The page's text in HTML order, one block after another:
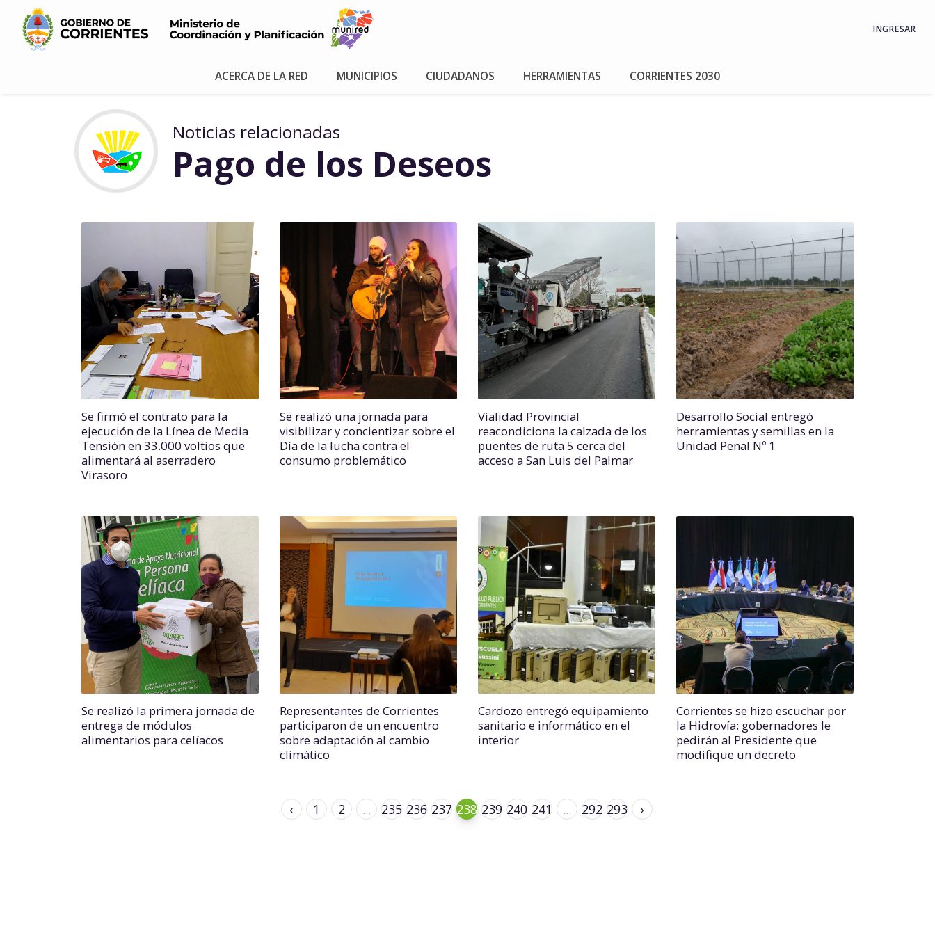
INGRESAR
ACERCA DE LA RED MUNICIPIOS CIUDADANOS HERRAMIENTAS CORRIENTES 2030
Noticias relacionadas
Pago de los Deseos
Se firmó el contrato para la
ejecución de la Línea de Media
Tensión en 33.000 voltios que
alimentará al aserradero
Virasoro
Se realizó una jornada para
visibilizar y concientizar sobre el
Día de la lucha contra el
consumo problemático
Vialidad Provincial
reacondiciona la calzada de los
puentes de ruta 5 cerca del
acceso a San Luis del Palmar
Desarrollo Social entregó
herramientas y semillas en la
Unidad Penal Nº 1
Se realizó la primera jornada de
entrega de módulos
alimentarios para celíacos
Representantes de Corrientes
participaron de un encuentro
sobre adaptación al cambio
climático
Cardozo entregó equipamiento
sanitario e informático en el
interior
Corrientes se hizo escuchar por
la Hidrovía: gobernadores le
pedirán al Presidente que
modifique un decreto
‹ 1 2 ... 235 236 237 238 239 240 241 ... 292 293 ›